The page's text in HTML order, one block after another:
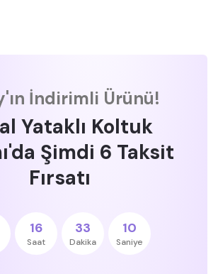
İndirimli Ürünü!
Yataklı Koltuk
Şimdi 6 Taksit
Fırsatı
16
Saat
33
Dakika
09
Saniye